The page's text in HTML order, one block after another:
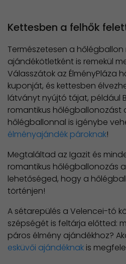
Kettesben a felhők
Természetesen a hőlégballon
ajándékötletként is remekül
Válasszátok az ÉlményPláza
kuponját, és kettesben
látványt nyújtó tájat, például
romantikus hőlégballonozást
hőlégballonnal is igénybe
élményajándék pároknak!
Megtaláltad az Igazit és
romantikus hőlégballonozás
lehetőséged, hogy a
történjen!
A sétarepülés a Velencei-tó
szépségét is feltárja előtted:
páros élmény ajándékhoz?
esküvői ajándéknak is